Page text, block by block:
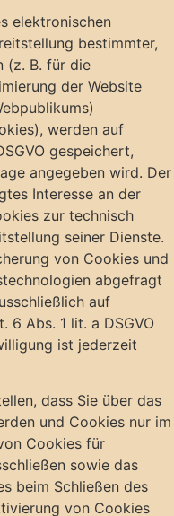
elektronischen
bestimmter,
(z. B. für die
der Website
werden auf
gespeichert,
angegeben wird. Der
Interesse an der
zur technisch
seiner Dienste.
von Cookies und
abgefragt
auf
6 Abs. 1 lit. a DSGVO
ist jederzeit
dass Sie über das
und Cookies nur im
Cookies für
sowie das
beim Schließen des
von Cookies